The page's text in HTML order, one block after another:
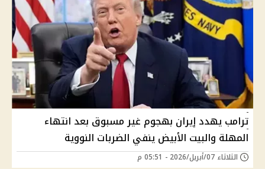
ترامب يهدد إيران بهجوم غير مسبوق بعد انتهاء
المهلة والبيت الأبيض ينفي الضربات النووية
الثلاثاء 07/أبريل/2026 - 05:51 م